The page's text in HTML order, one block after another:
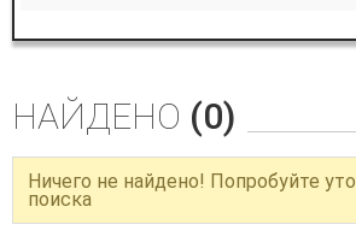
НАЙДЕНО (0)
Ничего не найдено! Попробуйте
поиска